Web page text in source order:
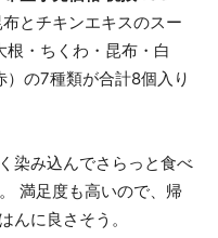
とチキンエキスのスー
・ちくわ・昆布・白
の7種類が合計8個入り
染み込んでさらっと食べ
満足度も高いので、帰
んに良さそう。